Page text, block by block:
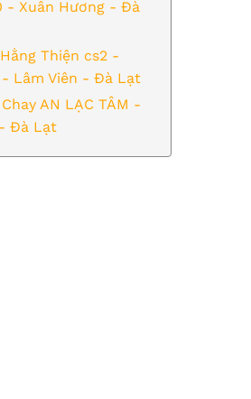
- Xuân Hương - Đà
Thiện cs2 -
Lâm Viên - Đà Lạt
AN LẠC TÂM -
Đà Lạt